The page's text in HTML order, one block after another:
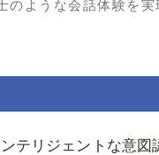
のような会話体験を実
テリジェントな意図